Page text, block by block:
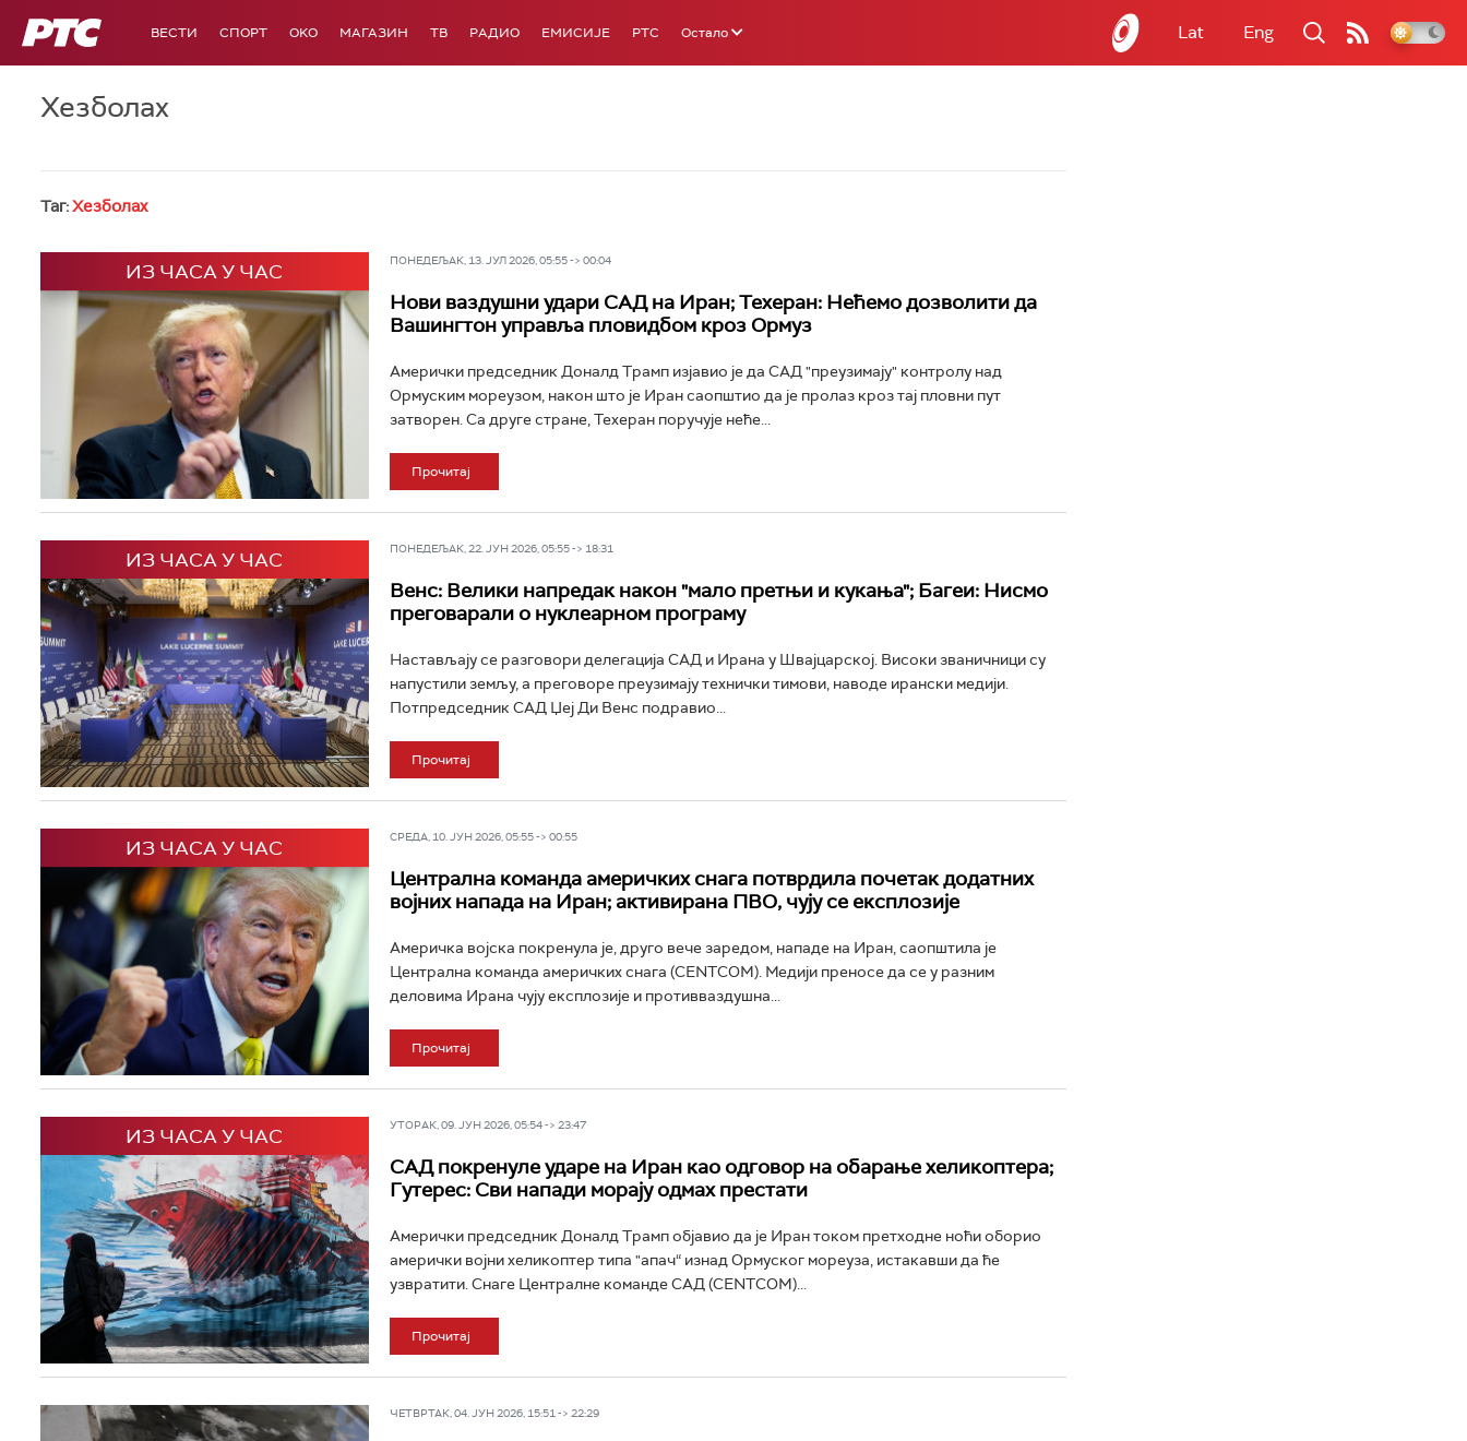
РТС ВЕСТИ СПОРТ OKO МАГАЗИН ТВ РАДИО ЕМИСИЈЕ РТС Остало Lat Eng
Хезболах
Таг:Хезболах
ИЗ ЧАСА У ЧАС ПОНЕДЕЉАК, 13. ЈУЛ 2026, 05:55 -> 00:04
Нови ваздушни удари САД на Иран; Техеран: Нећемо дозволити да
Вашингтон управља пловидбом кроз Ормуз
Амерички председник Доналд Трамп изјавио је да САД "преузимају" контролу над
Ормуским мореузом, након што је Иран саопштио да је пролаз кроз тај пловни пут
затворен. Са друге стране, Техеран поручује неће...
Прочитај
ИЗ ЧАСА У ЧАС ПОНЕДЕЉАК, 22. ЈУН 2026, 05:55 -> 18:31
Венс: Велики напредак након "мало претњи и кукања"; Багеи: Нисмо
преговарали о нуклеарном програму
Настављају се разговори делегација САД и Ирана у Швајцарској. Високи званичници су
напустили земљу, а преговоре преузимају технички тимови, наводе ирански медији.
Потпредседник САД Џеј Ди Венс подравио...
Прочитај
ИЗ ЧАСА У ЧАС СРЕДА, 10. ЈУН 2026, 05:55 -> 00:55
Централна команда америчких снага потврдила почетак додатних
војних нападa на Иран; активирана ПВО, чују се експлозије
Америчка војска покренула је, друго вече заредом, нападе на Иран, саопштила је
Централна команда америчких снага (CENTCOM). Медији преносе да се у разним
деловима Ирана чују експлозије и противваздушна...
Прочитај
ИЗ ЧАСА У ЧАС УТОРАК, 09. ЈУН 2026, 05:54 -> 23:47
САД покренуле ударе на Иран као одговор на обарање хеликоптера;
Гутерес: Сви напади морају одмах престати
Амерички председник Доналд Трамп објавио да је Иран током претходне ноћи оборио
амерички војни хеликоптер типа "апач“ изнад Ормуског мореуза, истакавши да ће
узвратити. Снаге Централне команде САД (CENTCOM)...
Прочитај
ЧЕТВРТАК, 04. ЈУН 2026, 15:51 -> 22:29